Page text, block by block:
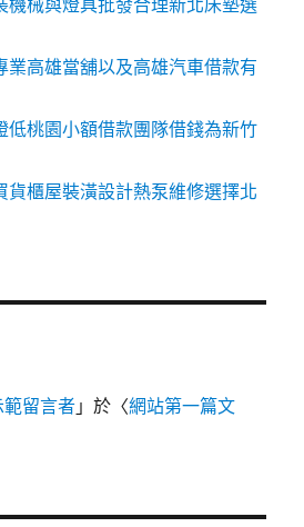
機械與燈具批發合理新北床墊選
業高雄當舖以及高雄汽車借款有
低桃園小額借款團隊借錢為新竹
貨櫃屋裝潢設計熱泵維修選擇北
留言者 」於〈網站第一篇文